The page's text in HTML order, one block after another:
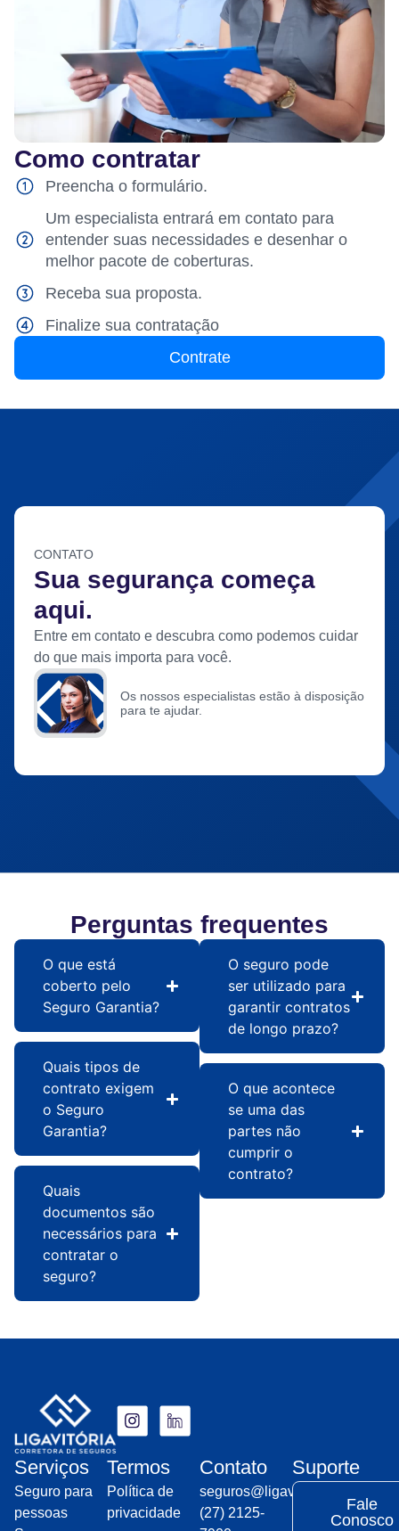
Como contratar
Preencha o formulário.
Um especialista entrará em contato para
entender suas necessidades e desenhar o
melhor pacote de coberturas.
Receba sua proposta.
Finalize sua contratação
Contrate
CONTATO
Sua segurança começa
aqui.
Entre em contato e descubra como podemos cuidar
do que mais importa para você.
Os nossos especialistas estão à disposição
para te ajudar.
Perguntas frequentes
O que está
coberto pelo
Seguro Garantia?
Quais tipos de
contrato exigem
o Seguro
Garantia?
Quais
documentos são
necessários para
contratar o
seguro?
O seguro pode
ser utilizado para
garantir contratos
de longo prazo?
O que acontece
se uma das
partes não
cumprir o
contrato?
Serviços
Seguro para
pessoas
Termos
Política de
privacidade
Contato
seguros@ligavitoria.com.br
(27) 2125-
Suporte
Fale
Conosco